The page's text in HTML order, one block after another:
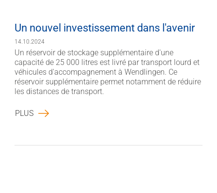
Un nouvel investissement dans l'avenir
14.10.2024
Un réservoir de stockage supplémentaire d'une
capacité de 25 000 litres est livré par transport lourd et
véhicules d'accompagnement à Wendlingen. Ce
réservoir supplémentaire permet notamment de réduire
les distances de transport.
PLUS